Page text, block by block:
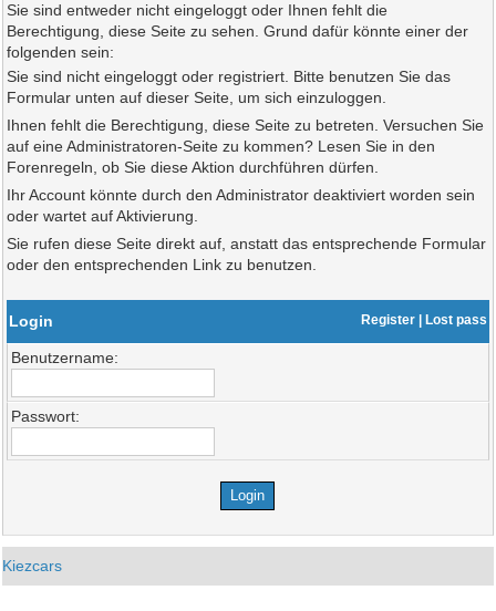
Sie sind entweder nicht eingeloggt oder Ihnen fehlt die
Berechtigung, diese Seite zu sehen. Grund dafür könnte einer der
folgenden sein:
Sie sind nicht eingeloggt oder registriert. Bitte benutzen Sie das
Formular unten auf dieser Seite, um sich einzuloggen.
Ihnen fehlt die Berechtigung, diese Seite zu betreten. Versuchen Sie
auf eine Administratoren-Seite zu kommen? Lesen Sie in den
Forenregeln, ob Sie diese Aktion durchführen dürfen.
Ihr Account könnte durch den Administrator deaktiviert worden sein
oder wartet auf Aktivierung.
Sie rufen diese Seite direkt auf, anstatt das entsprechende Formular
oder den entsprechenden Link zu benutzen.
Login Register| Lost pass
Benutzername:
Passwort:
Kiezcars